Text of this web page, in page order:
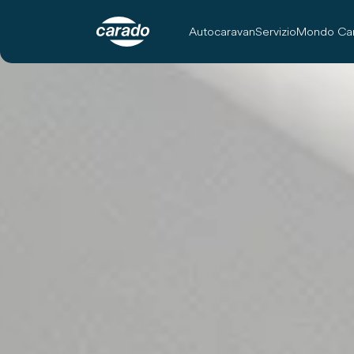
AutocaravanServizioMondo